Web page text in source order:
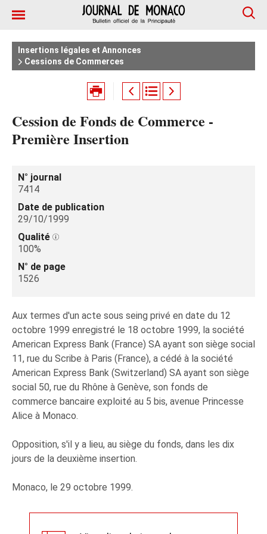
Insertions légales et Annonces
Cessions de Commerces
Cession de Fonds de Commerce -
Première Insertion
N° journal
7414
Date de publication
29/10/1999
Qualité
100%
N° de page
1526
Aux termes d'un acte sous seing privé en date du 12
octobre 1999 enregistré le 18 octobre 1999, la société
American Express Bank (France) SA ayant son siège social
11, rue du Scribe à Paris (France), a cédé à la société
American Express Bank (Switzerland) SA ayant son siège
social 50, rue du Rhône à Genève, son fonds de
commerce bancaire exploité au 5 bis, avenue Princesse
Alice à Monaco.
Opposition, s'il y a lieu, au siège du fonds, dans les dix
jours de la deuxième insertion.
Monaco, le 29 octobre 1999.